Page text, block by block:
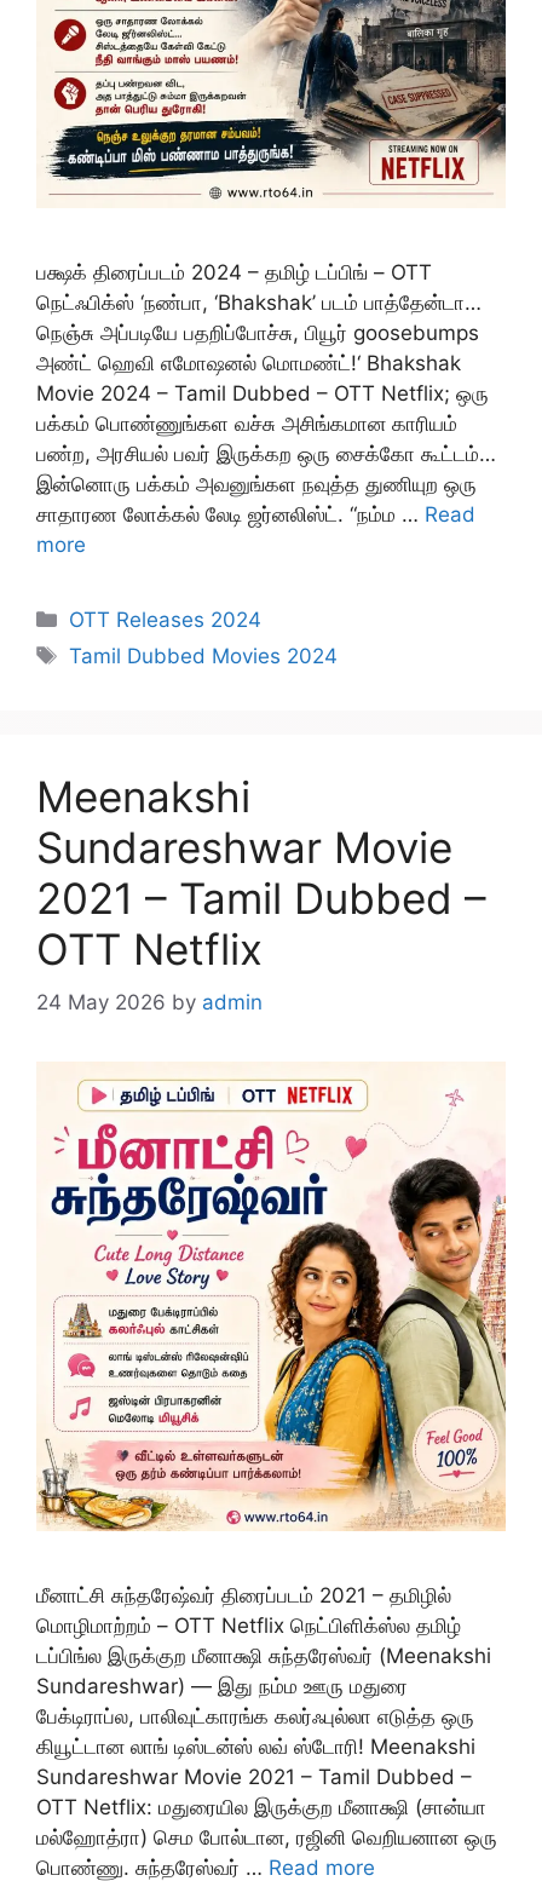
பக்ஷக் திரைப்படம் 2024 – தமிழ் டப்பிங் – OTT
நெட்ஃபிக்ஸ் ‘நண்பா, ‘Bhakshak’ படம் பாத்தேன்டா…
நெஞ்சு அப்படியே பதறிப்போச்சு, பியூர் goosebumps
அண்ட் ஹெவி எமோஷனல் மொமண்ட்!‘ Bhakshak
Movie 2024 – Tamil Dubbed – OTT Netflix; ஒரு
பக்கம் பொண்ணுங்கள வச்சு அசிங்கமான காரியம்
பண்ற, அரசியல் பவர் இருக்கற ஒரு சைக்கோ கூட்டம்…
இன்னொரு பக்கம் அவனுங்கள நவுத்த துணியுற ஒரு
சாதாரண லோக்கல் லேடி ஜர்னலிஸ்ட். “நம்ம … Read
more
Categories
OTT Releases 2024
Tags
Tamil Dubbed Movies 2024
Meenakshi
Sundareshwar Movie
2021 – Tamil Dubbed –
OTT Netflix
24 May 2026 by admin
மீனாட்சி சுந்தரேஷ்வர் திரைப்படம் 2021 – தமிழில்
மொழிமாற்றம் – OTT Netflix நெட்பிளிக்ஸ்ல தமிழ்
டப்பிங்ல இருக்குற மீனாக்ஷி சுந்தரேஸ்வர் (Meenakshi
Sundareshwar) — இது நம்ம ஊரு மதுரை
பேக்டிராப்ல, பாலிவுட்காரங்க கலர்ஃபுல்லா எடுத்த ஒரு
கியூட்டான லாங் டிஸ்டன்ஸ் லவ் ஸ்டோரி! Meenakshi
Sundareshwar Movie 2021 – Tamil Dubbed –
OTT Netflix: மதுரையில இருக்குற மீனாக்ஷி (சான்யா
மல்ஹோத்ரா) செம போல்டான, ரஜினி வெறியனான ஒரு
பொண்ணு. சுந்தரேஸ்வர் … Read more